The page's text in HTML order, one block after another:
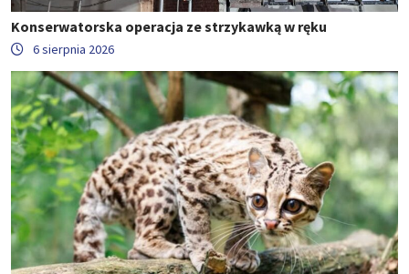
Konserwatorska operacja ze strzykawką w ręku
6 sierpnia 2026